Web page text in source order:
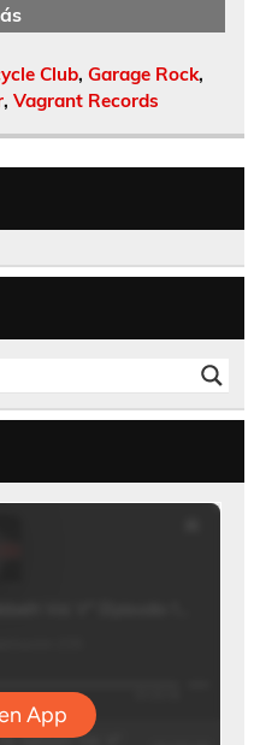
Club, Garage Rock,
, Vagrant Records